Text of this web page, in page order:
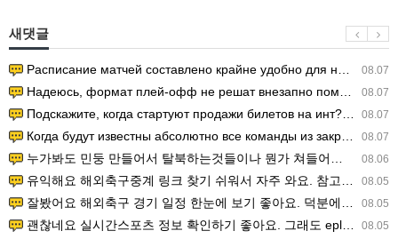
새댓글
08.07
Расписание матчей составлено крайне удобно для нашего часово…
08.07
Надеюсь, формат плей-офф не решат внезапно поменять. https:/…
08.07
Подскажите, когда стартуют продажи билетов на инт? https://g…
08.07
Когда будут известны абсолютно все команды из закрытых квали…
08.06
누가봐도 민둥 만들어서 탈북하는것들이나 뭔가 쳐들어오는 낌새를 미리 알아차리기 위함이지 저걸 전쟁준비라고 하…
08.05
유익해요 해외축구중계 링크 찾기 쉬워서 자주 와요. 참고로 무료스포츠중계 정보 확인할 때 출처 꼭 체크해요.…
08.05
잘봤어요 해외축구 경기 일정 한눈에 보기 좋아요. 덕분에 epl중계 볼 때 공식 중계 채널 먼저 찾아봐요. …
08.05
괜찮네요 실시간스포츠 정보 확인하기 좋아요. 그래도 epl중계 볼 때 공식 중계 채널 먼저 찾아봐요. 북마크…